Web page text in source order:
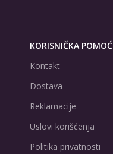
KORISNIČKA POMOĆ
Kontakt
Dostava
Reklamacije
Uslovi korišćenja
Politika privatnosti